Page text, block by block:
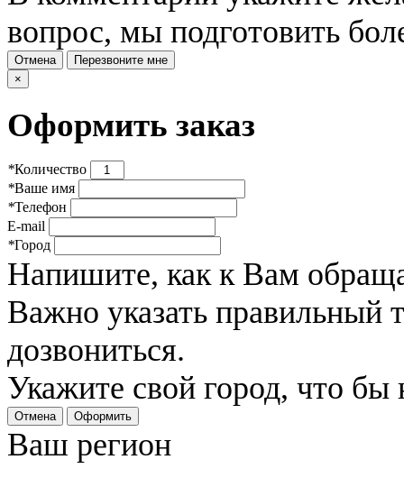
вопрос, мы подготовить
Отмена
Перезвоните мне
×
Оформить заказ
*Количество
*Ваше имя
*Телефон
E-mail
*Город
Напишите, как к Вам
Важно указать
дозвониться.
Укажите свой город, что
Отмена Оформить
Ваш регион